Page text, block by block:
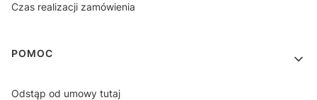
Czas realizacji zamówienia
POMOC
Odstąp od umowy tutaj